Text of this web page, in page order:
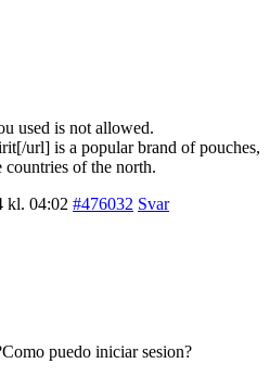
used is not allowed.
url] is a popular brand of pouches,
of the north.
kl. 04:02 #476032 Svar
puedo iniciar sesion?